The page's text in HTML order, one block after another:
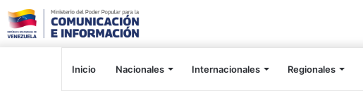
Inicio Nacionales Internacionales Regionales